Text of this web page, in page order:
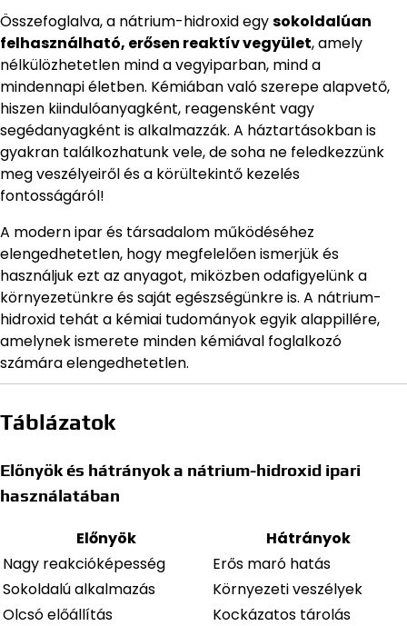
Összefoglalva, a nátrium-hidroxid egysokoldalúan
felhasználható, erősen reaktív vegyület, amely
nélkülözhetetlen mind a vegyiparban, mind a
mindennapi életben. Kémiában való szerepe alapvető,
hiszen kiindulóanyagként, reagensként vagy
segédanyagként is alkalmazzák. A háztartásokban is
gyakran találkozhatunk vele, de soha ne feledkezzünk
meg veszélyeiről és a körültekintő kezelés
fontosságáról!
A modern ipar és társadalom működéséhez
elengedhetetlen, hogy megfelelően ismerjük és
használjuk ezt az anyagot, miközben odafigyelünk a
környezetünkre és saját egészségünkre is. A nátrium-
hidroxid tehát a kémiai tudományok egyik alappillére,
amelynek ismerete minden kémiával foglalkozó
számára elengedhetetlen.
Táblázatok
Előnyök és hátrányok a nátrium-hidroxid ipari
használatában
Előnyök
Hátrányok
Nagy reakcióképesség
Erős maró hatás
Sokoldalú alkalmazás
Környezeti veszélyek
Olcsó előállítás
Kockázatos tárolás